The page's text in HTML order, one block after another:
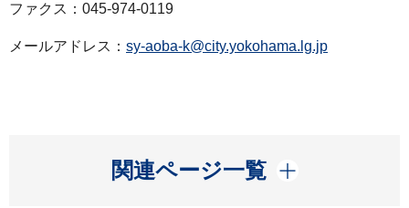
ファクス：045-974-0119
メールアドレス： sy-aoba-k@city.yokohama.lg.jp
関連ページ一覧
開く